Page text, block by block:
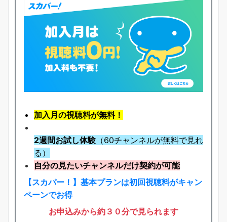
加入月の視聴料が無料！
2週間お試し体験（60チャンネルが無料で見れ
る）
自分の見たいチャンネルだけ契約が可能
【スカパー！】基本プランは初回視聴料がキャン
ペーンでお得
お申込みから約３０分で見られます